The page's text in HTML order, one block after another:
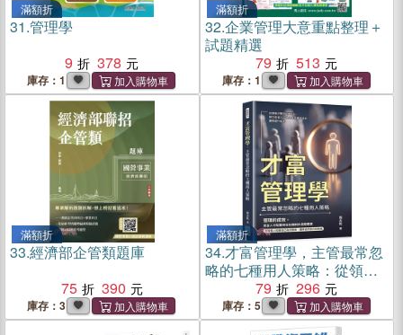
滿額折
31.管理學
9
378
庫存：1
滿額折
32.企業管理大意重點整理＋
試題精選
79
513
庫存：1
滿額折
33.經濟部企管類題庫
75
390
庫存：3
滿額折
34.才富管理學，主管最常忽
略的七種用人策略：從領導
決策到組織設計，建立能留
人、育人並持續成長的團隊
運作系統
79 296
庫存：5